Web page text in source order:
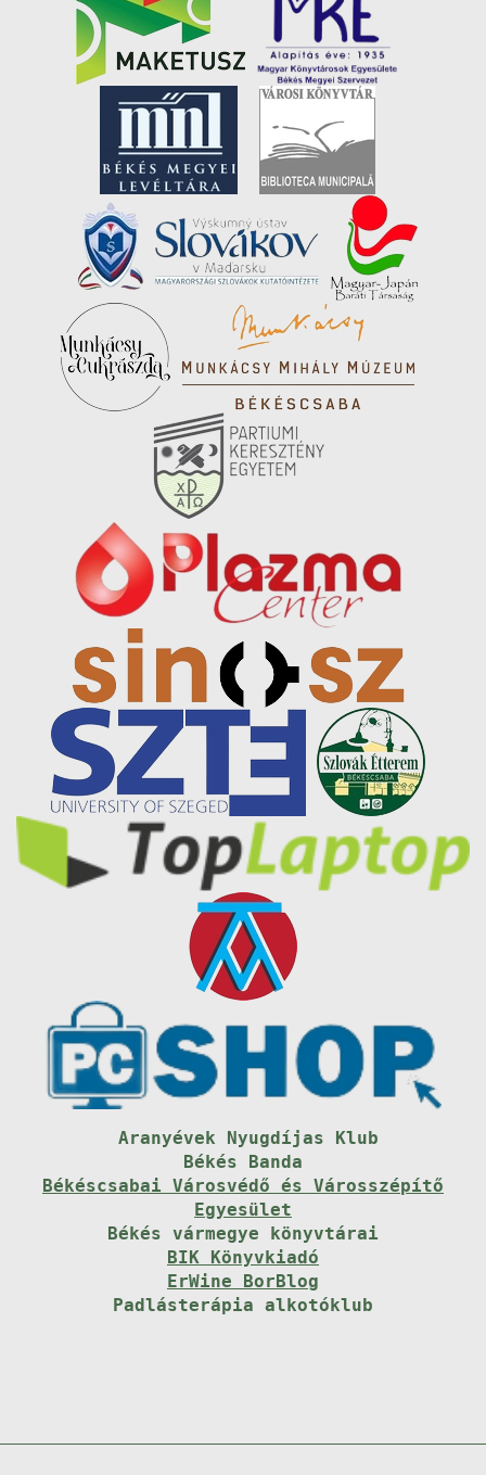
Aranyévek Nyugdíjas Klub
Békés Banda
Békéscsabai Városvédő és Városszépítő
Egyesület
Békés vármegye könyvtárai
BIK Könyvkiadó
ErWine BorBlog
Padlásterápia alkotóklub